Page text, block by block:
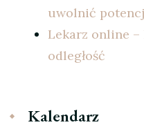
uwolnić
Lekarz online
odległość
Kalendarz